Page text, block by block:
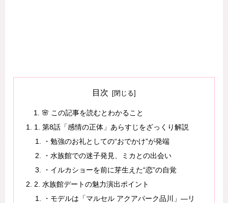
目次
🌸 この記事を読むとわかること
1. 第8話「感情の正体」あらすじをざっくり解説
・勉強のお礼としての“おでかけ”が発端
・水族館での迷子発見、ミカとの出会い
・イルカショーを前に芽生えた“恋”の自覚
2. 水族館デートの魅力演出ポイント
・モデルは「マルセル アクアパーク品川」—リ